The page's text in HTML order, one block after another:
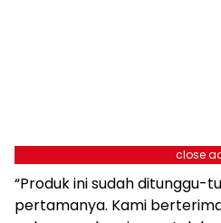
close
“Produk ini sudah ditunggu-
pertamanya. Kami